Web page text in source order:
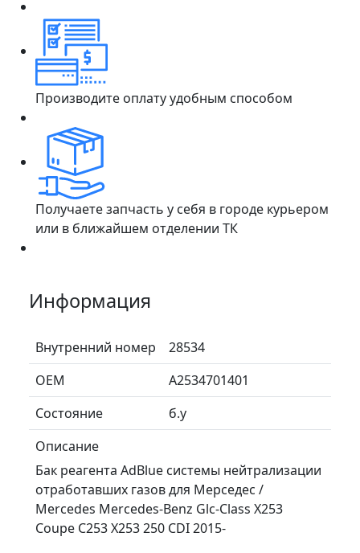
Производите оплату удобным способом
Получаете запчасть у себя в городе курьером
или в ближайшем отделении ТК
Информация
Внутренний номер
28534
ОЕМ
A2534701401
Состояние
б.у
Описание
Бак реагента AdBlue системы нейтрализации
отработавших газов для Мерседес /
Mercedes Mercedes-Benz Glc-Class X253
Coupe C253 X253 250 CDI 2015-